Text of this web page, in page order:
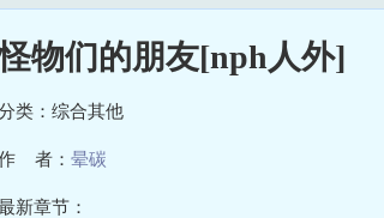
物们的朋友[nph人外]
类：综合其他
者： 晕碳
新章节：